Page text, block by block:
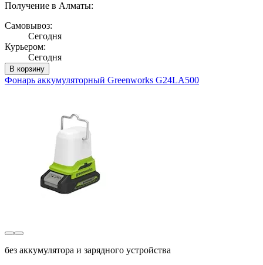
Получение в Алматы:
Самовывоз:
Сегодня
Курьером:
Сегодня
В корзину
Фонарь аккумуляторный Greenworks G24LA500
без аккумулятора и зарядного устройства